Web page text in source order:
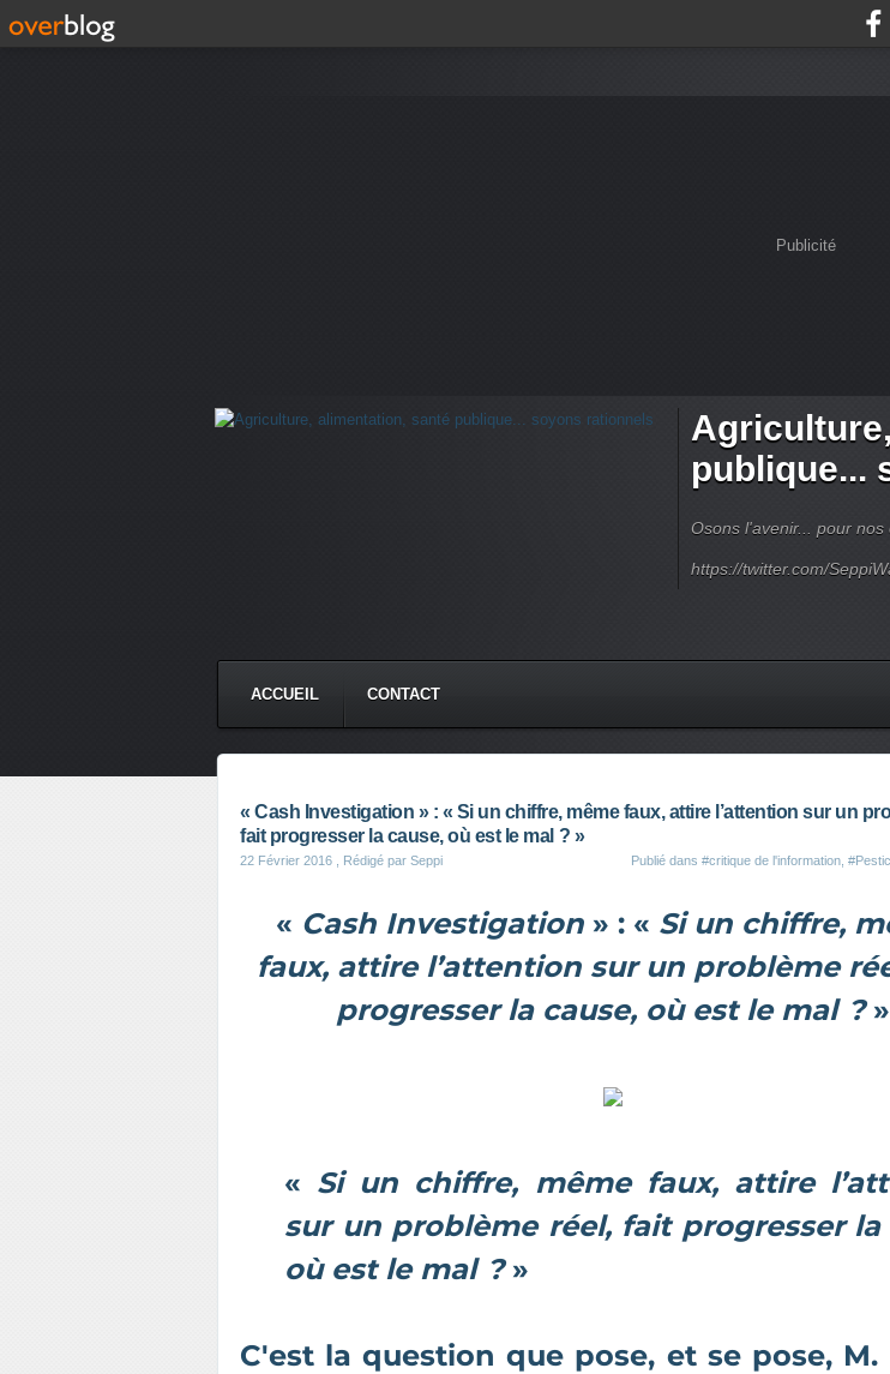
Publicité
publique...
Osons l'avenir... pour
https://twitter.com/
ACCUEIL CONTACT
« Cash Investigation » : « Si un chiffre, même faux, attire l’attention sur un
fait progresser la cause, où est le mal ? »
22 Février 2016 , Rédigé par Seppi Publié dans #critique de l'information
« Cash Investigation » : « Si un chiffre,
faux, attire l’attention sur un problème
progresser la cause, où est le mal ? »
« Si un chiffre, même faux, attire
sur un problème réel, fait progresser la
où est le mal ? »
C'est la question que pose, et se pose, M.